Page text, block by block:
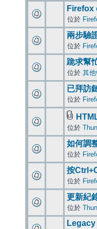
Firefox
位於
兩步驗
位於
跪求幫
位於 其
已拜訪
位於
位於
如何調
位於
按
位於
更新紀
位於